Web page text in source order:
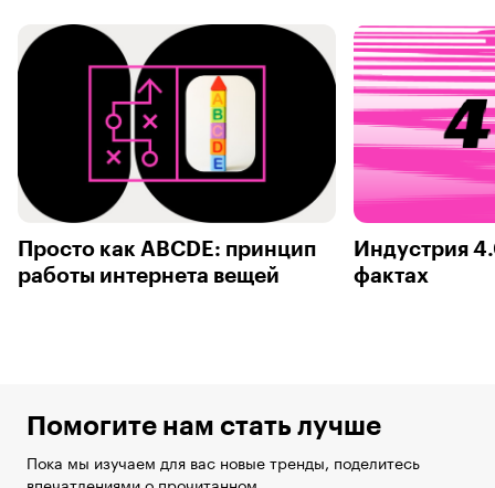
Просто как ABCDE: принцип
работы интернета вещей
Индустрия
фактах
Помогите нам стать лучше
Пока мы изучаем для вас новые тренды, поделитесь